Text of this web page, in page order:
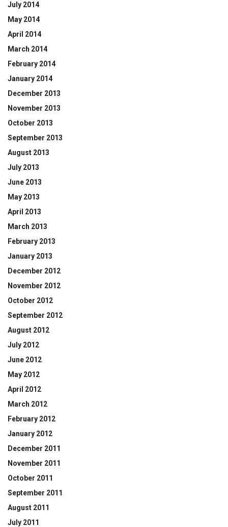
July 2014
May 2014
April 2014
March 2014
February 2014
January 2014
December 2013
November 2013
October 2013
September 2013
August 2013
July 2013
June 2013
May 2013
April 2013
March 2013
February 2013
January 2013
December 2012
November 2012
October 2012
September 2012
August 2012
July 2012
June 2012
May 2012
April 2012
March 2012
February 2012
January 2012
December 2011
November 2011
October 2011
September 2011
August 2011
July 2011